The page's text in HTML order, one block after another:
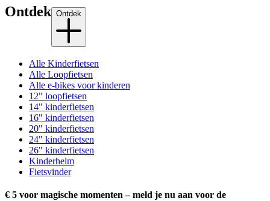
Ontdek Ontdek
Alle Kinderfietsen
Alle Loopfietsen
Alle e-bikes voor kinderen
12" loopfietsen
14" kinderfietsen
16" kinderfietsen
20" kinderfietsen
24" kinderfietsen
26" kinderfietsen
Kinderhelm
Fietsvinder
€ 5 voor magische momenten – meld je nu aan voor de